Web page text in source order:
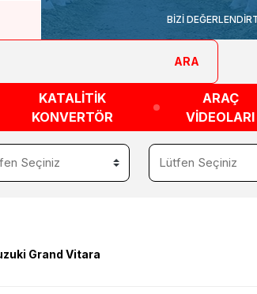
BİZİ DEĞERLENDİR
ARA
KATALİTİK
KONVERTÖR
ARAÇ
VİDEOLARI
Grand Vitara